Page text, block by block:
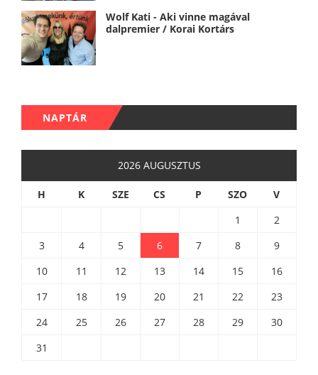
Wolf Kati - Aki vinne magával
dalpremier / Korai Kortárs
NAPTÁR
2026 AUGUSZTUS
H K SZE CS P SZO
V
1
2
3
4 5 6 7 8
9
10
11 12 13 14 15
16
17
18 19 20 21 22
23
24
25 26 27 28 29
30
31